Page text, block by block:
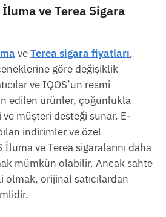
ve Terea Sigara
veTerea sigara fiyatları,
göre değişiklik
ve IQOS’un resmi
edilen ürünler, çoğunlukla
müşteri desteği sunar. E-
indirimler ve özel
ve Terea sigaralarını daha
mümkün olabilir. Ancak sahte
olmak, orijinal satıcılardan